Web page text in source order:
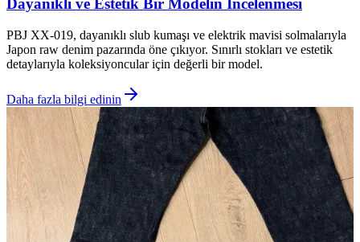
Dayanıklı ve Estetik Bir Modelin İncelenmesi
PBJ XX-019, dayanıklı slub kumaşı ve elektrik mavisi solmalarıyla
Japon raw denim pazarında öne çıkıyor. Sınırlı stokları ve estetik
detaylarıyla koleksiyoncular için değerli bir model.
Daha fazla bilgi edinin